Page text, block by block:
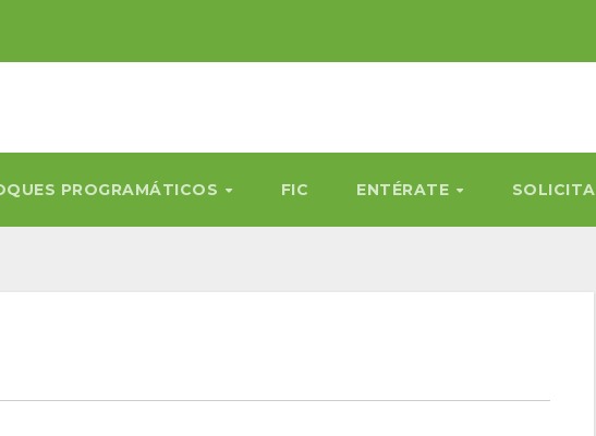
PROGRAMÁTICOS FIC ENTÉRATE SOLICITA